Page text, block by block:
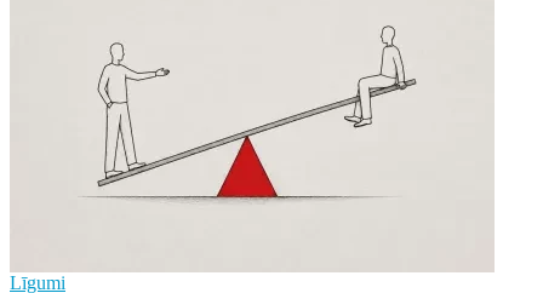
Līgumi